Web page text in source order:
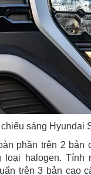
sáng Hyundai
phần trên 2 bản
loại halogen. Tính
trên 3 bản cao